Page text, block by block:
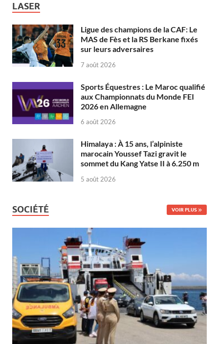
LASER
Ligue des champions de la CAF: Le
MAS de Fès et la RS Berkane fixés
sur leurs adversaires
7 août 2026
Sports Équestres : Le Maroc qualifié
aux Championnats du Monde FEI
2026 en Allemagne
6 août 2026
Himalaya : À 15 ans, l’alpiniste
marocain Youssef Tazi gravit le
sommet du Kang Yatse II à 6.250 m
5 août 2026
SOCIÉTÉ VOIR PLUS